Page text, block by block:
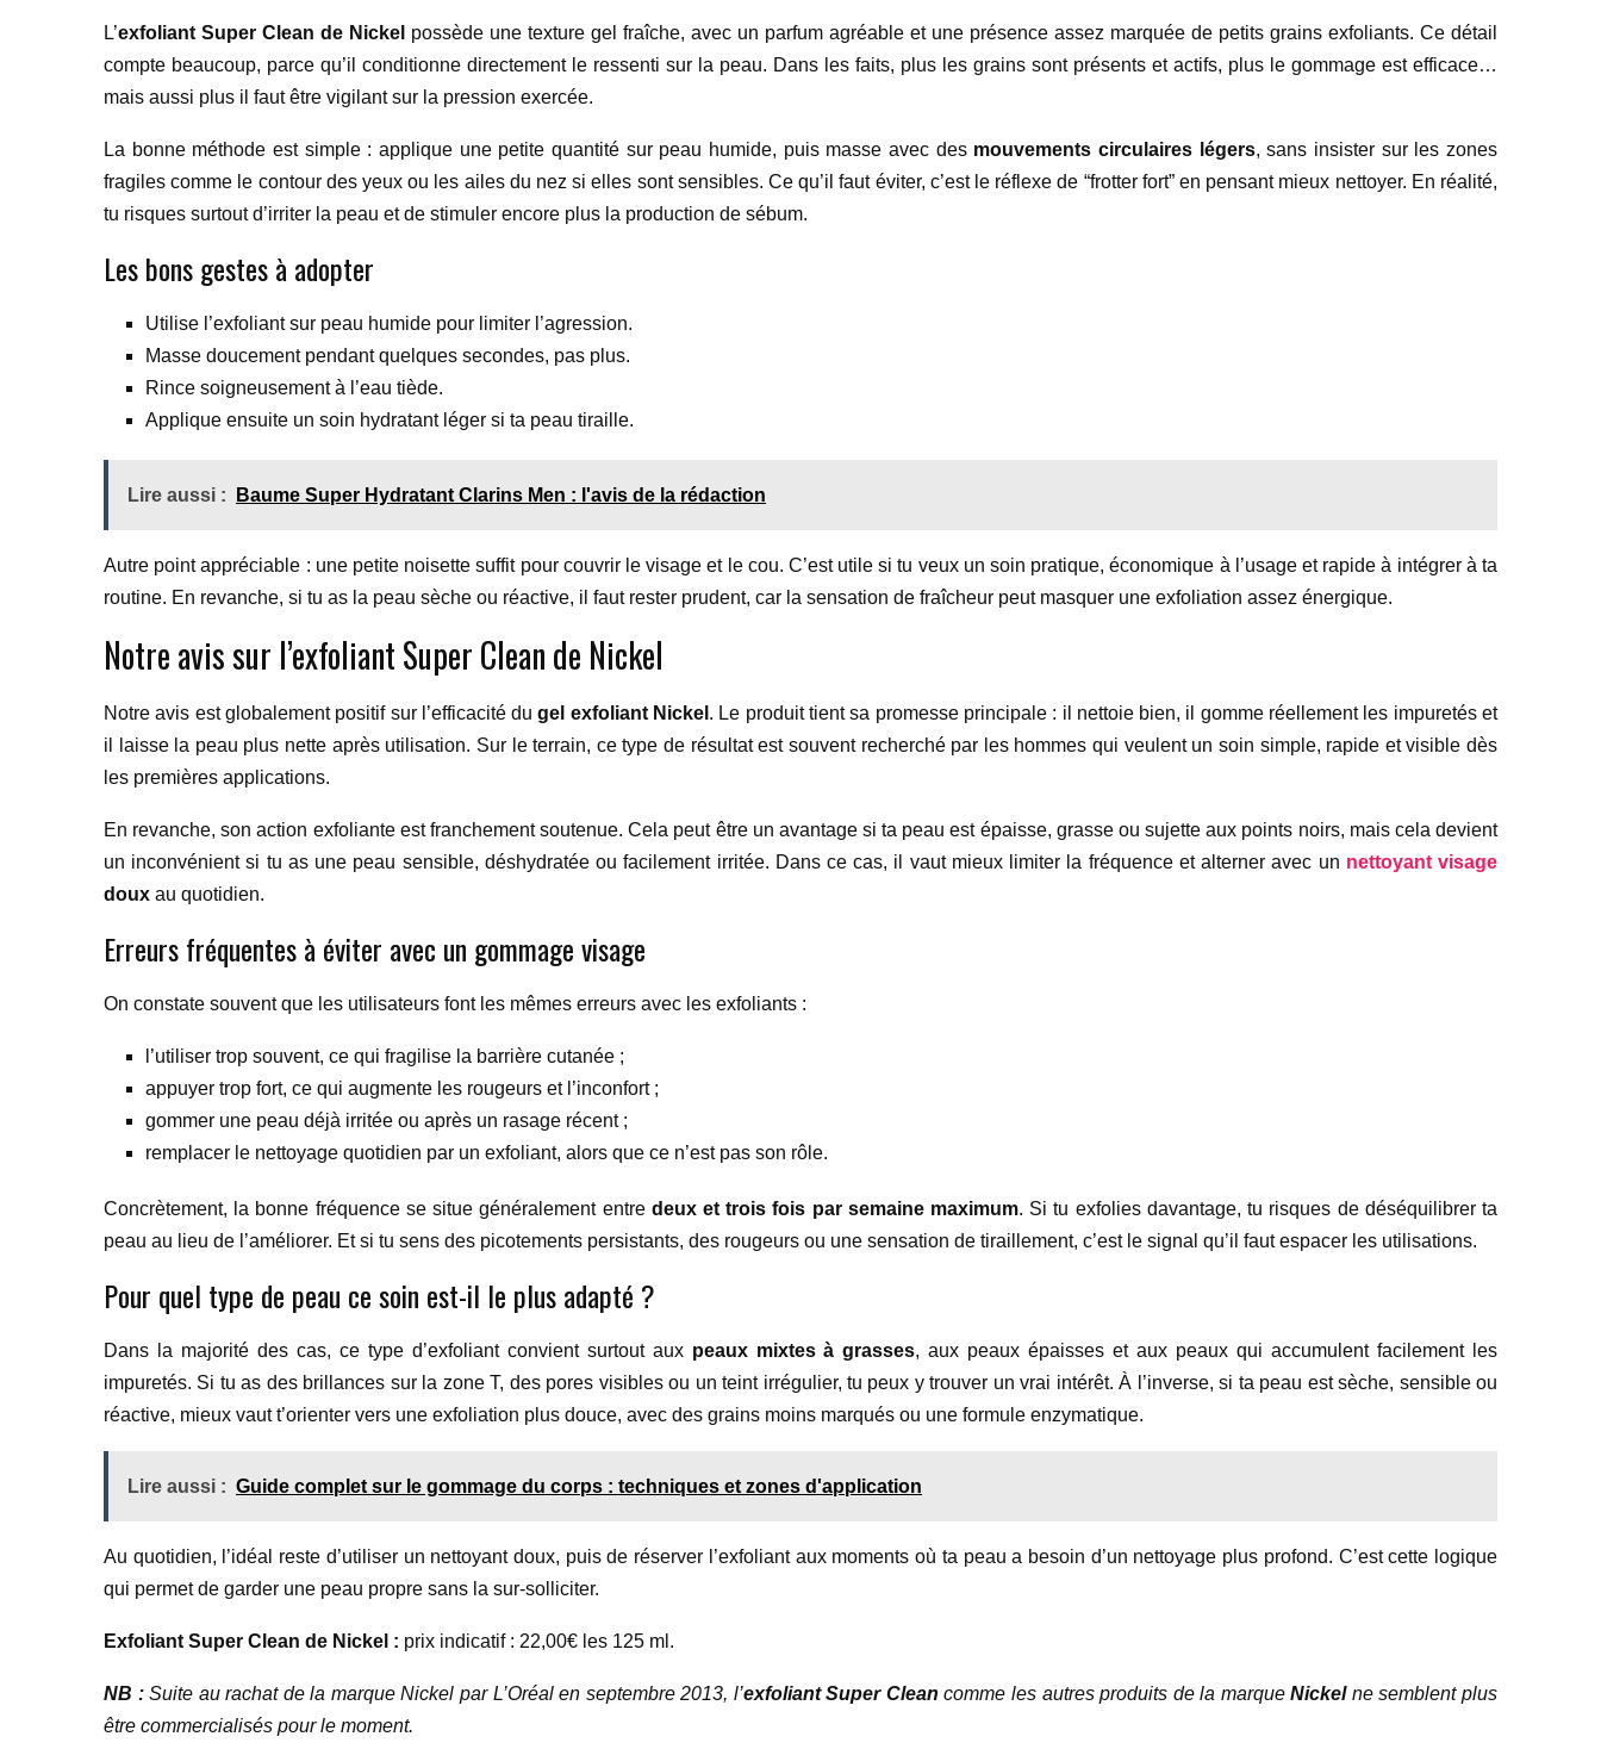
L’exfoliant Super Clean de Nickel possède une texture gel fraîche, avec un parfum agréable et une présence assez marquée de petits grains exfoliants. Ce détail
compte beaucoup, parce qu’il conditionne directement le ressenti sur la peau. Dans les faits, plus les grains sont présents et actifs, plus le gommage est efficace…
mais aussi plus il faut être vigilant sur la pression exercée.
La bonne méthode est simple : applique une petite quantité sur peau humide, puis masse avec des mouvements circulaires légers, sans insister sur les zones
fragiles comme le contour des yeux ou les ailes du nez si elles sont sensibles. Ce qu’il faut éviter, c’est le réflexe de “frotter fort” en pensant mieux nettoyer. En réalité,
tu risques surtout d’irriter la peau et de stimuler encore plus la production de sébum.
Les bons gestes à adopter
Utilise l’exfoliant sur peau humide pour limiter l’agression.
Masse doucement pendant quelques secondes, pas plus.
Rince soigneusement à l’eau tiède.
Applique ensuite un soin hydratant léger si ta peau tiraille.
Lire aussi : Baume Super Hydratant Clarins Men : l'avis de la rédaction
Autre point appréciable : une petite noisette suffit pour couvrir le visage et le cou. C’est utile si tu veux un soin pratique, économique à l’usage et rapide à intégrer à ta
routine. En revanche, si tu as la peau sèche ou réactive, il faut rester prudent, car la sensation de fraîcheur peut masquer une exfoliation assez énergique.
Notre avis sur l’exfoliant Super Clean de Nickel
Notre avis est globalement positif sur l’efficacité dugel exfoliant Nickel . Le produit tient sa promesse principale : il nettoie bien, il gomme réellement les impuretés et
il laisse la peau plus nette après utilisation. Sur le terrain, ce type de résultat est souvent recherché par les hommes qui veulent un soin simple, rapide et visible dès
les premières applications.
En revanche, son action exfoliante est franchement soutenue. Cela peut être un avantage si ta peau est épaisse, grasse ou sujette aux points noirs, mais cela devient
un inconvénient si tu as une peau sensible, déshydratée ou facilement irritée. Dans ce cas, il vaut mieux limiter la fréquence et alterner avec un nettoyant visage
doux au quotidien.
Erreurs fréquentes à éviter avec un gommage visage
On constate souvent que les utilisateurs font les mêmes erreurs avec les exfoliants :
l’utiliser trop souvent, ce qui fragilise la barrière cutanée ;
appuyer trop fort, ce qui augmente les rougeurs et l’inconfort ;
gommer une peau déjà irritée ou après un rasage récent ;
remplacer le nettoyage quotidien par un exfoliant, alors que ce n’est pas son rôle.
Concrètement, la bonne fréquence se situe généralement entre deux et trois fois par semaine maximum. Si tu exfolies davantage, tu risques de déséquilibrer ta
peau au lieu de l’améliorer. Et si tu sens des picotements persistants, des rougeurs ou une sensation de tiraillement, c’est le signal qu’il faut espacer les utilisations.
Pour quel type de peau ce soin est-il le plus adapté ?
Dans la majorité des cas, ce type d’exfoliant convient surtout aux peaux mixtes à grasses, aux peaux épaisses et aux peaux qui accumulent facilement les
impuretés. Si tu as des brillances sur la zone T, des pores visibles ou un teint irrégulier, tu peux y trouver un vrai intérêt. À l’inverse, si ta peau est sèche, sensible ou
réactive, mieux vaut t’orienter vers une exfoliation plus douce, avec des grains moins marqués ou une formule enzymatique.
Lire aussi : Guide complet sur le gommage du corps : techniques et zones d'application
Au quotidien, l’idéal reste d’utiliser un nettoyant doux, puis de réserver l’exfoliant aux moments où ta peau a besoin d’un nettoyage plus profond. C’est cette logique
qui permet de garder une peau propre sans la sur-solliciter.
Exfoliant Super Clean de Nickel : prix indicatif : 22,00€ les 125 ml.
NB :Suite au rachat de la marque Nickel par L’Oréal en septembre 2013, l’exfoliant Super Clean comme les autres produits de la marqueNickelne semblent plus
être commercialisés pour le moment.